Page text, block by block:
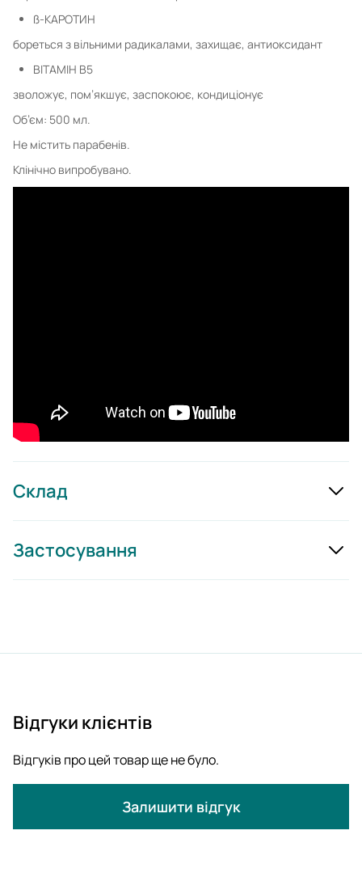
ß-КАРОТИН
бореться з вільними радикалами, захищає, антиоксидант
ВІТАМІН В5
зволожує, пом’якшує, заспокоює, кондиціонує
Об’єм: 500 мл.
Не містить парабенів.
Клінічно випробувано.
Склад
Застосування
Відгуки клієнтів
Відгуків про цей товар ще не було.
Залишити відгук